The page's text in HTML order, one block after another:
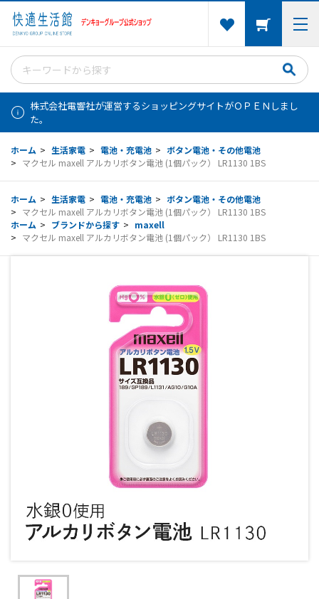
株式会社電響社が運営するショッピングサイトがＯＰＥＮしまし
た。
ホーム > 生活家電 > 電池・充電池 > ボタン電池・その他電池
> マクセル maxell アルカリボタン電池 (1個パック） LR1130 1BS
ホーム > 生活家電 > 電池・充電池 > ボタン電池・その他電池
> マクセル maxell アルカリボタン電池 (1個パック） LR1130 1BS
ホーム > ブランドから探す > maxell
> マクセル maxell アルカリボタン電池 (1個パック） LR1130 1BS